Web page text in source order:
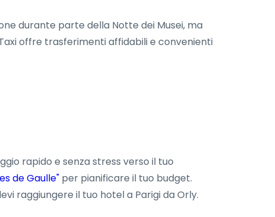
durante parte della Notte dei Musei, ma
offre trasferimenti affidabili e convenienti
rapido e senza stress verso il tuo
de Gaulle" per pianificare il tuo budget.
raggiungere il tuo hotel a Parigi da Orly.